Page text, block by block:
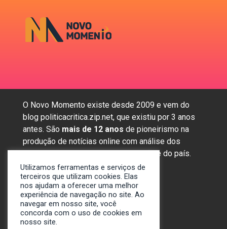
O Novo Momento existe desde 2009 e vem do
blog politicacritica.zip.net, que existiu por 3 anos
antes. São mais de 12 anos de pioneirismo na
produção de notícias online com análise dos
assuntos mais importantes da região e do país.
Sobre nós
Anunciar
Contato
Utilizamos ferramentas e serviços de
terceiros que utilizam cookies. Elas
nos ajudam a oferecer uma melhor
experiência de navegação no site. Ao
navegar em nosso site, você
concorda com o uso de cookies em
nosso site.